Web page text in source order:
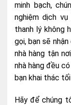
minh bạch,
nghiệm dịch
thanh lý không
gọi, bạn sẽ
nhà hàng tận
nhà hàng đều
bạn khai thác
Hãy để chúng